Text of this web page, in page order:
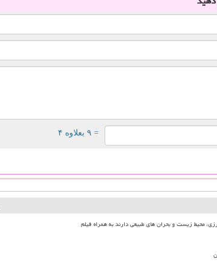
= ۹ بعلاوه ۴
محیط زیست و بحران های طبیعی دارند به همراه فیلم